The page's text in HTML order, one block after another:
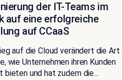
der IT-Teams im
auf eine erfolgreiche
auf CCaaS
auf die Cloud verändert die Art
wie Unternehmen ihren Kunden
bieten und hat zudem die...